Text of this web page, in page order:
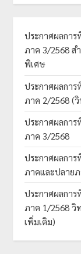
ประกาศผลกา
ภาค 3/2568 ส
พิเศษ
ประกาศผลกา
ภาค 2/2568 (
ประกาศผลกา
ภาค 3/2568
ประกาศผลกา
ภาคและปลาย
ประกาศผลกา
ภาค 1/2568 วิ
เพิ่มเติม)